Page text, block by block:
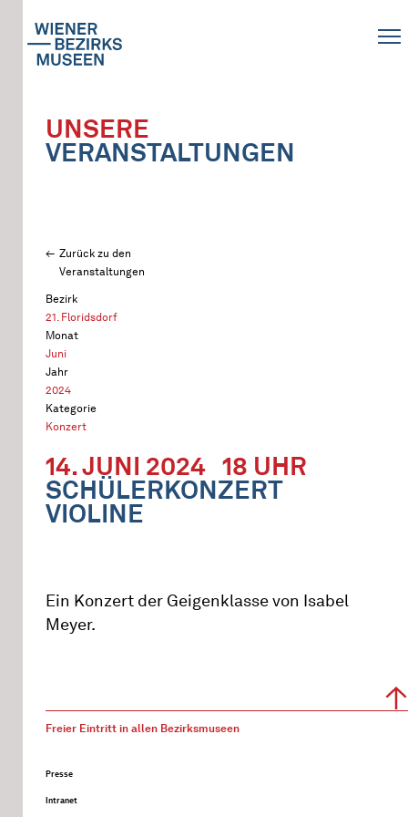
UNSERE
VERANSTALTUNGEN
Zurück zu den
Veranstaltungen
Bezirk
21. Floridsdorf
Monat
Juni
Jahr
2024
Kategorie
Konzert
14. JUNI 2024 18 UHR
SCHÜLERKONZERT
VIOLINE
Ein Konzert der Geigenklasse von Isabel
Meyer.
Freier Eintritt in allen Bezirksmuseen
Presse
Intranet